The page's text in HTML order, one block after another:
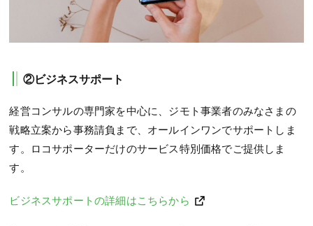
②ビジネスサポート
経営コンサルの専門家を中心に、ジモト事業者のみなさまの
戦略立案から事務請負まで、オールインワンでサポートしま
す。ロコサポーターだけのサービス特別価格でご提供しま
す。
ビジネスサポートの詳細はこちらから